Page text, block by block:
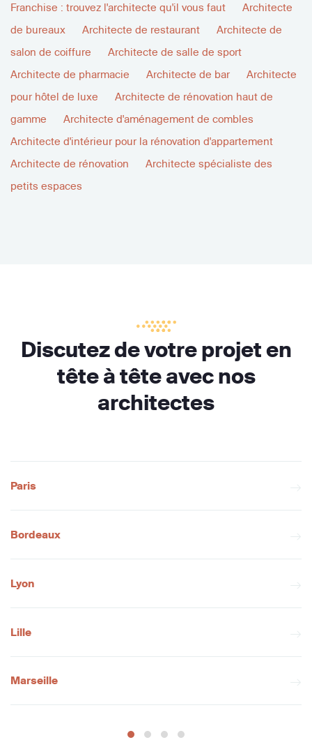
Franchise : trouvez l'architecte qu'il vous faut
Architecte
de bureaux
Architecte de restaurant
Architecte de
salon de coiffure
Architecte de salle de sport
Architecte de pharmacie
Architecte de bar
Architecte
pour hôtel de luxe
Architecte de rénovation haut de
gamme
Architecte d'aménagement de combles
Architecte d'intérieur pour la rénovation d'appartement
Architecte de rénovation
Architecte spécialiste des
petits espaces
Discutez de votre projet en
tête à tête avec nos
architectes
Paris
Bordeaux
Lyon
Lille
Marseille